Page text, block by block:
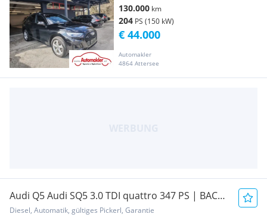
130.000 km
204 PS (150 kW)
Automakler
4864 Attersee
€ 44.000
Audi Q5 Audi SQ5 3.0 TDI quattro 347 PS | BACC
Matrix LED
Diesel, Automatik, gültiges Pickerl, Garantie